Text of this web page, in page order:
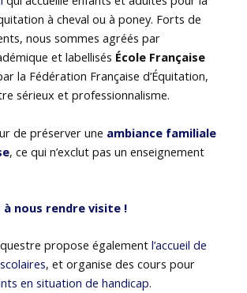
à cheval ou à poney. Forts de
nous sommes agréés par
et labellisés École Française
la Fédération Française d’Équitation,
sérieux et professionnalisme.
de préserver une ambiance familiale
, ce qui n’exclut pas un enseignement
à nous rendre visite !
propose égalementl’accueil de
, et organise des cours pour
en situation de handicap.